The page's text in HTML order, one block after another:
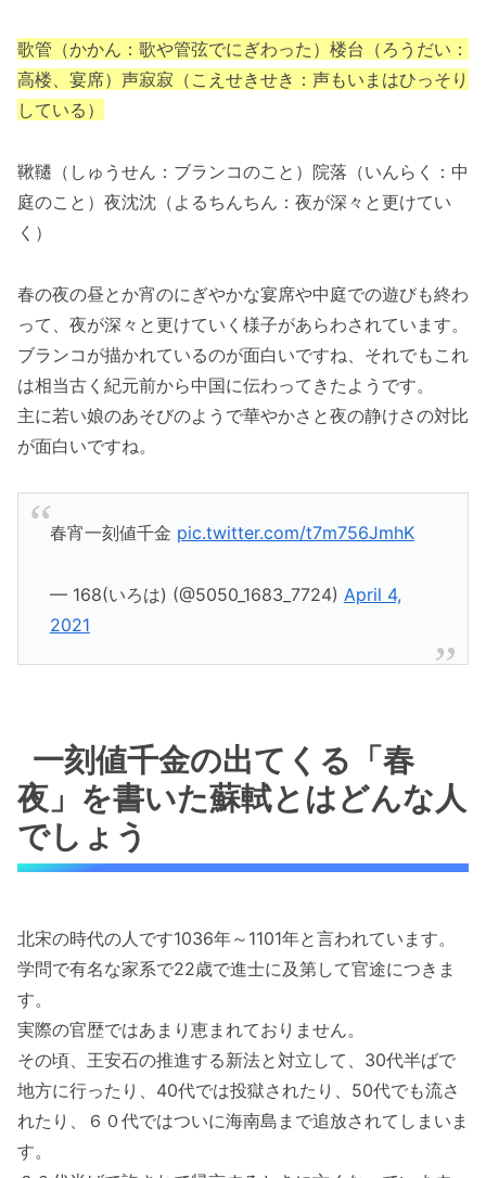
歌管（かかん：歌や管弦でにぎわった）楼台（ろうだい：
高楼、宴席）声寂寂（こえせきせき：声もいまはひっそり
している）
鞦韆（しゅうせん：ブランコのこと）院落（いんらく：中
庭のこと）夜沈沈（よるちんちん：夜が深々と更けてい
く）
春の夜の昼とか宵のにぎやかな宴席や中庭での遊びも終わ
って、夜が深々と更けていく様子があらわされています。
ブランコが描かれているのが面白いですね、それでもこれ
は相当古く紀元前から中国に伝わってきたようです。
主に若い娘のあそびのようで華やかさと夜の静けさの対比
が面白いですね。
春宵一刻値千金 pic.twitter.com/t7m756JmhK
— 168(いろは) (@5050_1683_7724) April 4,
2021
一刻値千金の出てくる「春
夜」を書いた蘇軾とはどんな人
でしょう
北宋の時代の人です1036年～1101年と言われています。
学問で有名な家系で22歳で進士に及第して官途につきま
す。
実際の官歴ではあまり恵まれておりません。
その頃、王安石の推進する新法と対立して、30代半ばで
地方に行ったり、40代では投獄されたり、50代でも流さ
れたり、６０代ではついに海南島まで追放されてしまいま
す。